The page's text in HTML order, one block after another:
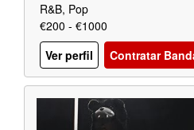
R&B, Pop
€200 - €1000
Ver perfil
Contratar